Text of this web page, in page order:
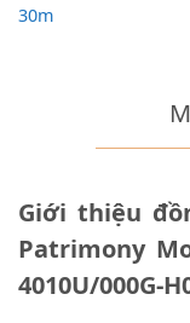
Giới thiệu
Patrimony
4010U/000G-
30m